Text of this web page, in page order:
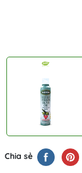
Chia sẻ